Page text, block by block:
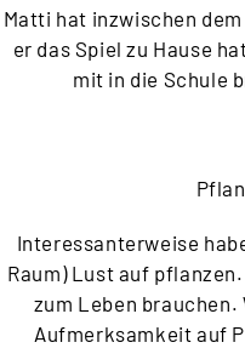
Matti hat inzwischen
er das Spiel zu Hause
mit in die Schule
Interessanterweise
Raum) Lust auf
zum Leben brauchen.
Aufmerksamkeit auf